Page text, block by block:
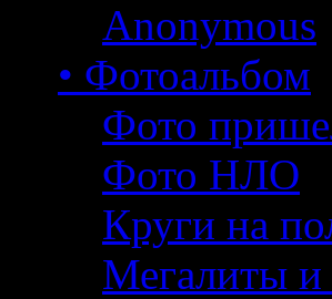
Anonymous
• Фотоальбом
Фото
Фото НЛО
Круги на
Мегалиты и